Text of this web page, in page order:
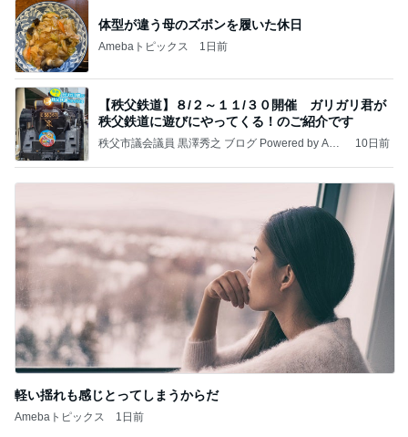
体型が違う母のズボンを履いた休日
Amebaトピックス 1日前
【秩父鉄道】８/２～１１/３０開催 ガリガリ君が
秩父鉄道に遊びにやってくる！のご紹介です
秩父市議会議員 黒澤秀之 ブログ Powered by Ame
10日前
軽い揺れも感じとってしまうからだ
Amebaトピックス 1日前